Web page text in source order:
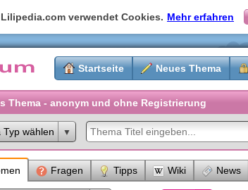
Lilipedia.com verwendet Cookies. Mehr erfahren
Startseite Neues Thema
Thema - anonym und ohne Registrierung
Typ wählen
Fragen Tipps Wiki News